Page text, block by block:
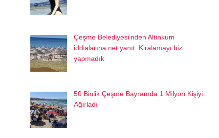
Çeşme Belediyesi’nden Altınkum
iddialarına net yanıt: Kiralamayı biz
yapmadık
50 Binlik Çeşme Bayramda 1 Milyon Kişiyi
Ağırladı